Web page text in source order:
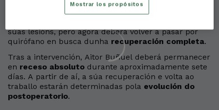
lle provocou varias fracturas no rostro.
súas lesións, pero agora deberá volver a pasar por
quirófano en busca dunha recuperación completa.
Tras a intervención, Aitor Buñuel deberá permanecer
en receso absoluto durante aproximadamente sete
días. A partir de aí, a súa recuperación e volta ao
traballo estarán determinadas pola evolución do
postoperatorio.
Mostrar los propósitos